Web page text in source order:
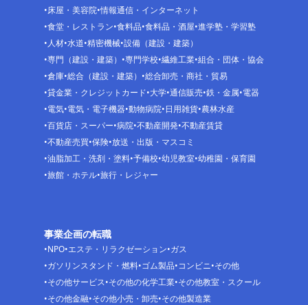
床屋・美容院 情報通信・インターネット
食堂・レストラン 食料品 食料品・酒屋 進学塾・学習塾
人材 水道 精密機械 設備（建設・建築）
専門（建設・建築）
専門学校 繊維工業 組合・団体・協会
倉庫 総合（建設・建築）
総合卸売・商社・貿易
貸金業・クレジットカード 大学 通信販売 鉄・金属 電器
電気 電気・電子機器 動物病院 日用雑貨 農林水産
百貨店・スーパー 病院 不動産開発 不動産賃貸
不動産売買 保険 放送・出版・マスコミ
油脂加工・洗剤・塗料 予備校 幼児教室 幼稚園・保育園
旅館・ホテル 旅行・レジャー
事業企画の転職
NPO エステ・リラクゼーション ガス
ガソリンスタンド・燃料 ゴム製品 コンビニ その他
その他サービス その他の化学工業 その他教室・スクール
その他金融 その他小売・卸売 その他製造業